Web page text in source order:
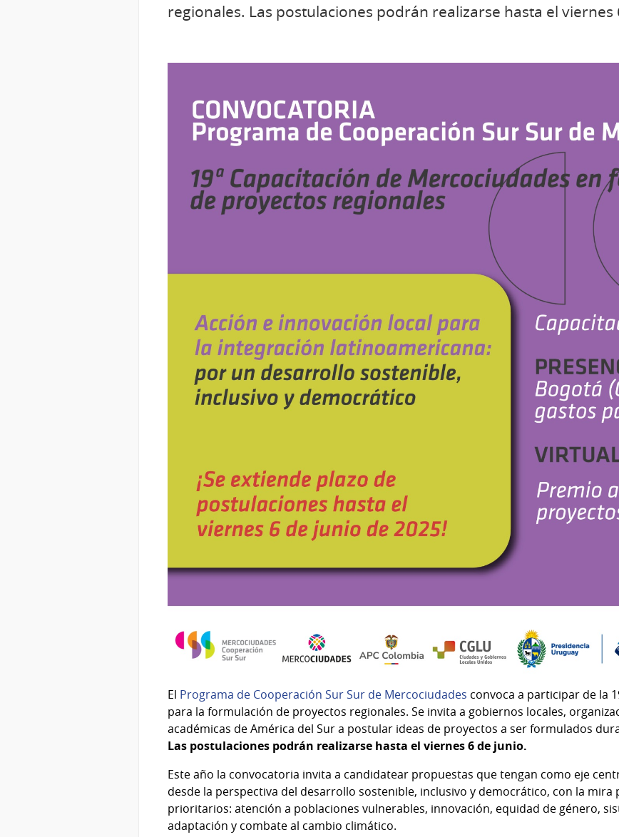
regionales. Las postulaciones podrán realizarse hasta el viernes
El Programa de Cooperación Sur Sur de Mercociudades convoca a participar de la
para la formulación de proyectos regionales. Se invita a gobiernos locales,
académicas de América del Sur a postular ideas de proyectos a ser formulados
Las postulaciones podrán realizarse hasta el viernes 6 de junio.
Este año la convocatoria invita a candidatear propuestas que tengan como eje
desde la perspectiva del desarrollo sostenible, inclusivo y democrático, con la mira
prioritarios: atención a poblaciones vulnerables, innovación, equidad de género,
adaptación y combate al cambio climático.